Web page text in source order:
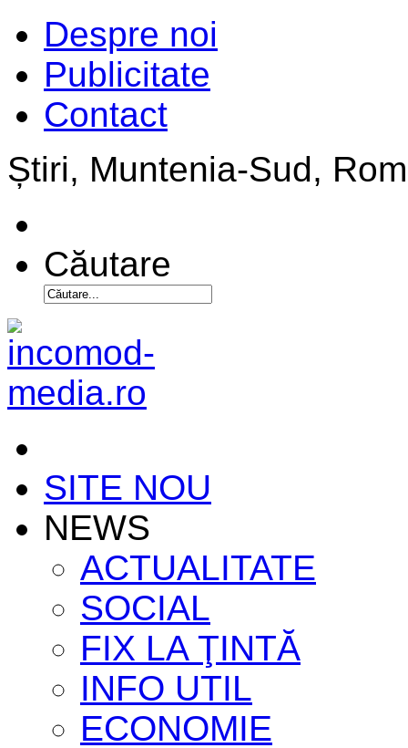
Despre noi
Publicitate
Contact
Știri, Muntenia-Sud,
Căutare
SITE NOU
NEWS
ACTUALITATE
SOCIAL
FIX LA ŢINTĂ
INFO UTIL
ECONOMIE